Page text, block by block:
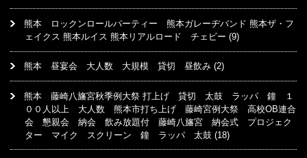
熊本 ロックンロールパーティー 熊本ガレーヂバンド 熊本ザ・フ
ェイクス 熊本ルイス 熊本リアルロード チェビー (9)
熊本 昼宴会 大人数 大規模 貸切 昼飲み (2)
熊本 藤崎八旛宮秋季例大祭 打上げ 貸切 太鼓 ラッパ 鐘 １
００人以上 大人数 熊本市打ち上げ 藤崎宮例大祭 高校OB連合
会 懇親会 納会 飲み放題付 藤崎八旛宮 納会式 プロジェク
ター マイク スクリーン 鐘 ラッパ 太鼓 (18)